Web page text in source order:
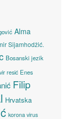
Alma
Sijamhodžić.
Bosanski jezik
resić Enes
Filip
Hrvatska
korona virus